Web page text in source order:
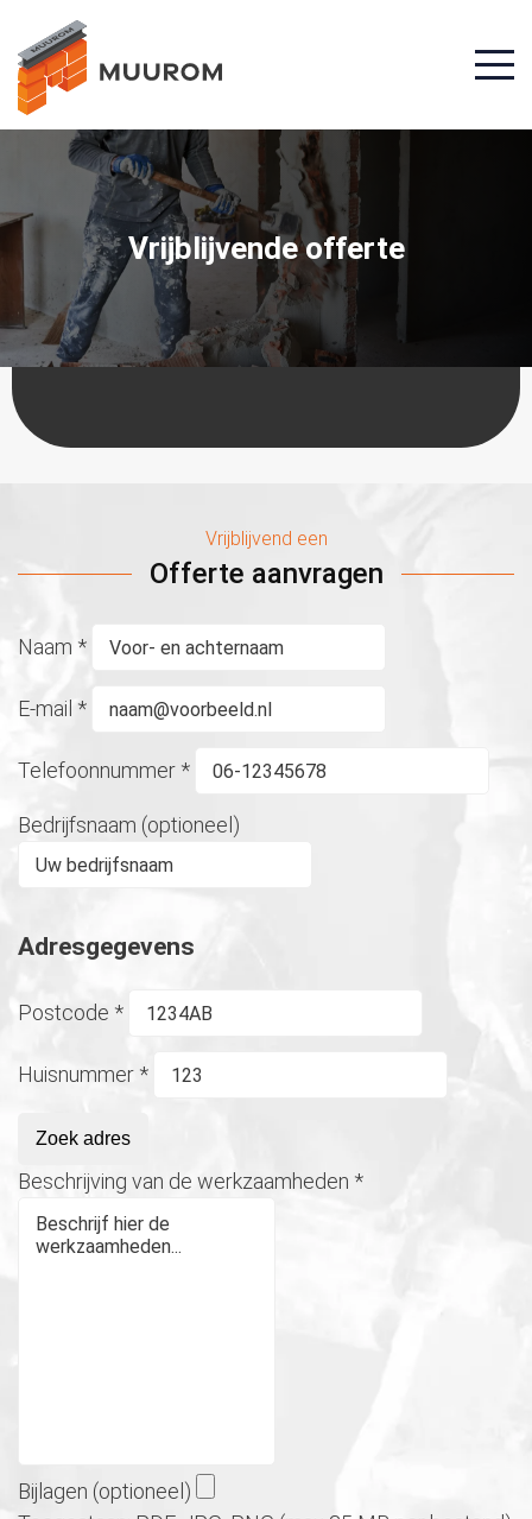
Vrijblijvende offerte
Vrijblijvend een
Offerte aanvragen
Naam *
E-mail *
Telefoonnummer *
Bedrijfsnaam (optioneel)
Adresgegevens
Postcode *
Huisnummer *
Zoek adres
Beschrijving van de werkzaamheden *
Bijlagen (optioneel)